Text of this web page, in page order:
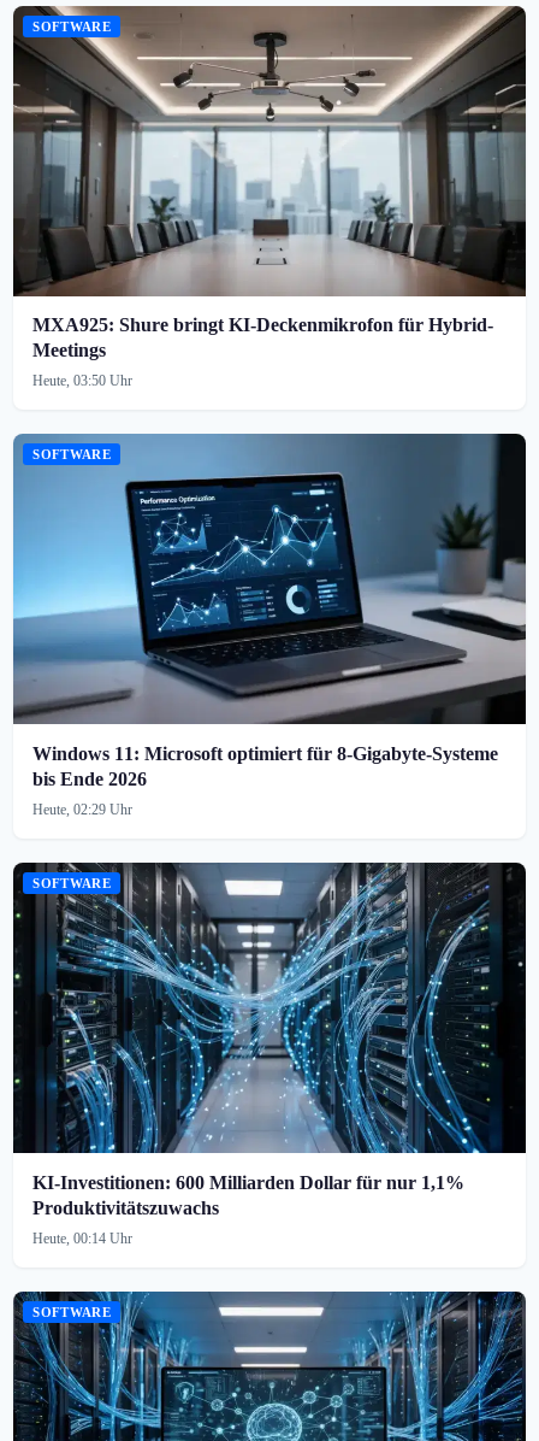
SOFTWARE
MXA925: Shure bringt KI-Deckenmikrofon für Hybrid-
Meetings
Heute, 03:50 Uhr
SOFTWARE
Windows 11: Microsoft optimiert für 8-Gigabyte-Systeme
bis Ende 2026
Heute, 02:29 Uhr
SOFTWARE
KI-Investitionen: 600 Milliarden Dollar für nur 1,1%
Produktivitätszuwachs
Heute, 00:14 Uhr
SOFTWARE